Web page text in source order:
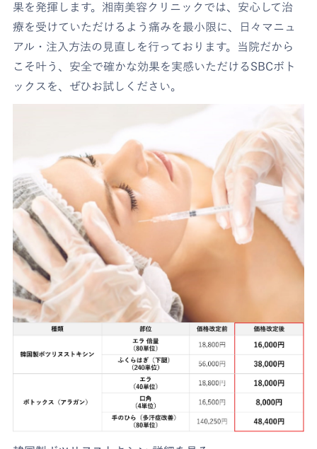
果を発揮します。湘南美容クリニックでは、安心して治
療を受けていただけるよう痛みを最小限に、日々マニュ
アル・注入方法の見直しを行っております。当院だから
こそ叶う、安全で確かな効果を実感いただけるSBCボト
ックスを、ぜひお試しください。